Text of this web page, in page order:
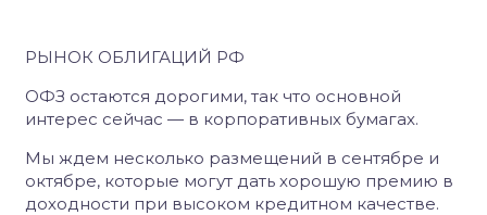
РЫНОК ОБЛИГАЦИЙ РФ
ОФЗ остаются дорогими, так что основной
интерес сейчас — в корпоративных бумагах.
Мы ждем несколько размещений в сентябре и
октябре, которые могут дать хорошую премию в
доходности при высоком кредитном качестве.